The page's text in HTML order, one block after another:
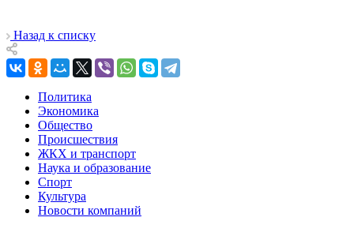
Назад к списку
Политика
Экономика
Общество
Происшествия
ЖКХ и транспорт
Наука и образование
Спорт
Культура
Новости компаний